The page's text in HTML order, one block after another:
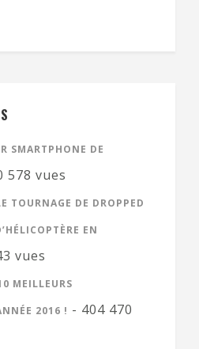
SMARTPHONE DE
578 vues
TOURNAGE DE DROPPED
EN
vues
MEILLEURS
2016 ! - 404 470